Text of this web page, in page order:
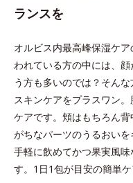
ランスを
オルビス内最高峰保湿ケ
われている方の中には、
う方も多いのでは？そん
スキンケアをプラスワン
ケアです。頬はもちろん
がちなパーツのうるおい
手軽に飲めてかつ果実風
す。1日1包が目安の簡単